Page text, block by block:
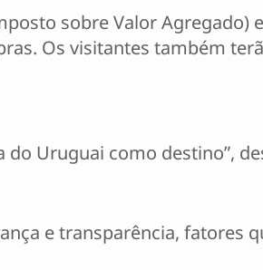
sobre Valor Agregado)
Os visitantes também
Uruguai como destino”,
e transparência, fatores